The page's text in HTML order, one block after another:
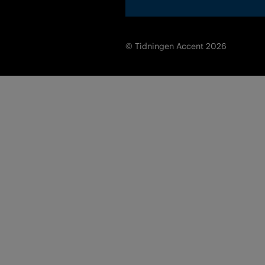
© Tidningen Accent 2026